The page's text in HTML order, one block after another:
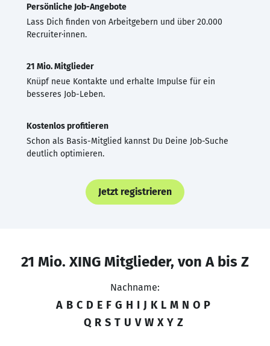
Persönliche Job-Angebote
Lass Dich finden von Arbeitgebern und über 20.000
Recruiter·innen.
21 Mio. Mitglieder
Knüpf neue Kontakte und erhalte Impulse für ein
besseres Job-Leben.
Kostenlos profitieren
Schon als Basis-Mitglied kannst Du Deine Job-Suche
deutlich optimieren.
Jetzt registrieren
21 Mio. XING Mitglieder, von A bis Z
Nachname:
A B C D E F G H I J K L M N O P
Q R S T U V W X Y Z